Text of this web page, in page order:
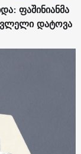
ფაშინიანმა
დატოვა